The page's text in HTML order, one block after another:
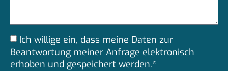
Ich willige ein, dass meine Daten zur
Beantwortung meiner Anfrage elektronisch
erhoben und gespeichert werden.*